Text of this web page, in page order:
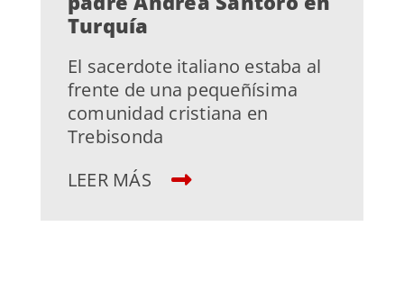
Turquía
El sacerdote italiano estaba al
frente de una pequeñísima
comunidad cristiana en
Trebisonda
LEER MÁS